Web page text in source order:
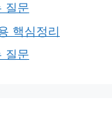
질문
핵심정리
질문